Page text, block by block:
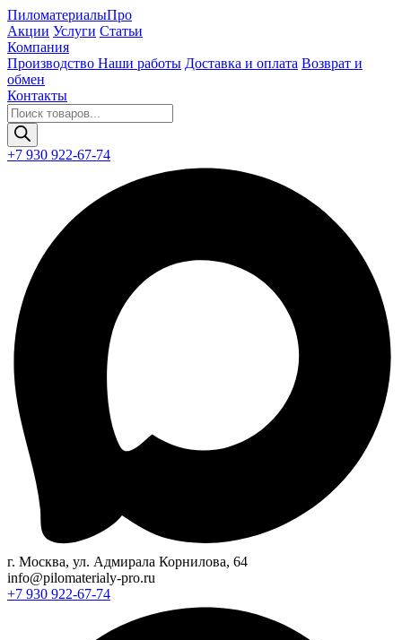
ПиломатериалыПро
Акции Услуги Статьи
Компания
Производство Наши работы Доставка и оплата Возврат и
обмен
Контакты
Поиск
товаров
+7 930 922-67-74
г. Москва, ул. Адмирала Корнилова, 64
info@pilomaterialy-pro.ru
+7 930 922-67-74